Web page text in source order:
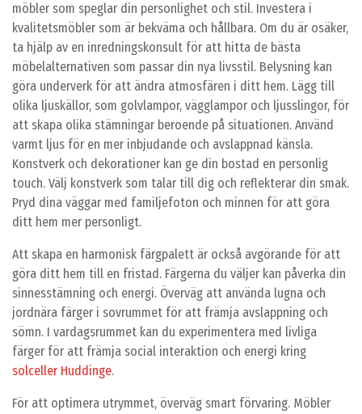
möbler som speglar din personlighet och stil. Investera i
kvalitetsmöbler som är bekväma och hållbara. Om du är osäker,
ta hjälp av en inredningskonsult för att hitta de bästa
möbelalternativen som passar din nya livsstil. Belysning kan
göra underverk för att ändra atmosfären i ditt hem. Lägg till
olika ljuskällor, som golvlampor, vägglampor och ljusslingor, för
att skapa olika stämningar beroende på situationen. Använd
varmt ljus för en mer inbjudande och avslappnad känsla.
Konstverk och dekorationer kan ge din bostad en personlig
touch. Välj konstverk som talar till dig och reflekterar din smak.
Pryd dina väggar med familjefoton och minnen för att göra
ditt hem mer personligt.
Att skapa en harmonisk färgpalett är också avgörande för att
göra ditt hem till en fristad. Färgerna du väljer kan påverka din
sinnesstämning och energi. Överväg att använda lugna och
jordnära färger i sovrummet för att främja avslappning och
sömn. I vardagsrummet kan du experimentera med livliga
färger för att främja social interaktion och energi kring
solceller Huddinge.
För att optimera utrymmet, överväg smart förvaring. Möbler